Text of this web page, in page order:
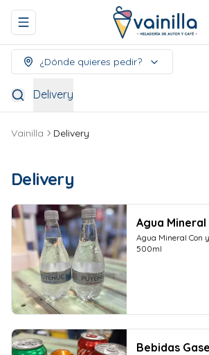
Abrir menu de navegación
¿Dónde quieres pedir?
Delivery
Vainilla Delivery
Delivery
Agua
Agua Mineral Con
500ml
Bebidas